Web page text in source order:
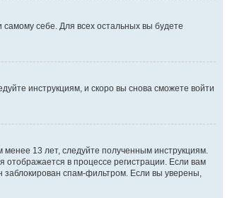
себе. Для всех остальных вы будете
инструкциям, и скоро вы снова сможете войти
13 лет, следуйте полученным инструкциям.
в процессе регистрации. Если вам
спам-фильтром. Если вы уверены,